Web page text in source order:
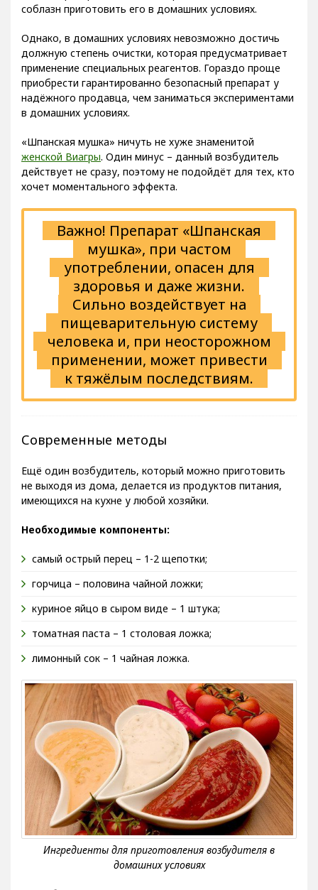
соблазн приготовить его в домашних условиях.
Однако, в домашних условиях невозможно достичь
должную степень очистки, которая предусматривает
применение специальных реагентов. Гораздо проще
приобрести гарантированно безопасный препарат у
надёжного продавца, чем заниматься экспериментами
в домашних условиях.
«Шпанская мушка» ничуть не хуже знаменитой
женской Виагры. Один минус – данный возбудитель
действует не сразу, поэтому не подойдёт для тех, кто
хочет моментального эффекта.
Важно! Препарат «Шпанская
мушка», при частом
употреблении, опасен для
здоровья и даже жизни.
Сильно воздействует на
пищеварительную систему
человека и, при неосторожном
применении, может привести
к тяжёлым последствиям.
Современные методы
Ещё один возбудитель, который можно приготовить
не выходя из дома, делается из продуктов питания,
имеющихся на кухне у любой хозяйки.
Необходимые компоненты:
самый острый перец – 1-2 щепотки;
горчица – половина чайной ложки;
куриное яйцо в сыром виде – 1 штука;
томатная паста – 1 столовая ложка;
лимонный сок – 1 чайная ложка.